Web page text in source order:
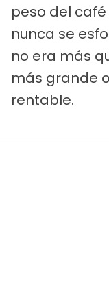
peso del
nunca se
no era más
más grande
rentable.